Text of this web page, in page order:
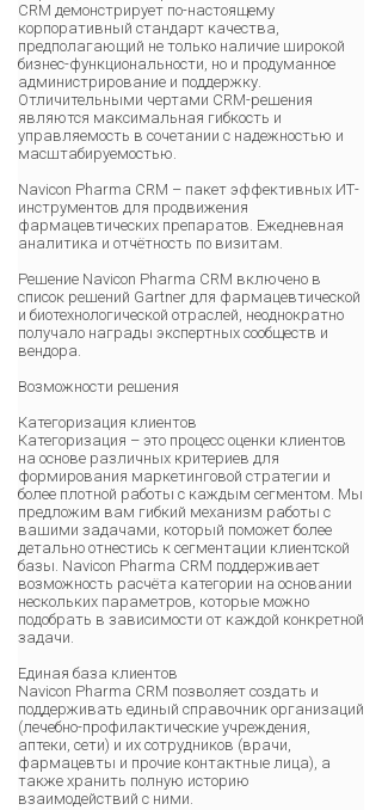
CRM демонстрирует по-настоящему
корпоративный стандарт качества,
предполагающий не только наличие широкой
бизнес-функциональности, но и продуманное
администрирование и поддержку.
Отличительными чертами CRM-решения
являются максимальная гибкость и
управляемость в сочетании с надежностью и
масштабируемостью.
Navicon Pharma CRM – пакет эффективных ИТ-
инструментов для продвижения
фармацевтических препаратов. Ежедневная
аналитика и отчётность по визитам.
Решение Navicon Pharma CRM включено в
список решений Gartner для фармацевтической
и биотехнологической отраслей, неоднократно
получало награды экспертных сообществ и
вендора.
Возможности решения
Категоризация клиентов
Категоризация – это процесс оценки клиентов
на основе различных критериев для
формирования маркетинговой стратегии и
более плотной работы с каждым сегментом. Мы
предложим вам гибкий механизм работы с
вашими задачами, который поможет более
детально отнестись к сегментации клиентской
базы. Navicon Pharma CRM поддерживает
возможность расчёта категории на основании
нескольких параметров, которые можно
подобрать в зависимости от каждой конкретной
задачи.
Единая база клиентов
Navicon Pharma CRM позволяет создать и
поддерживать единый справочник организаций
(лечебно-профилактические учреждения,
аптеки, сети) и их сотрудников (врачи,
фармацевты и прочие контактные лица), а
также хранить полную историю
взаимодействий с ними.